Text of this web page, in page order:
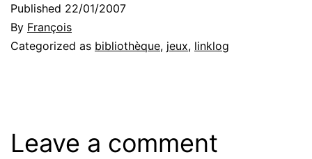
Published 22/01/2007
By François
Categorized as bibliothèque, jeux, linklog
Leave a comment